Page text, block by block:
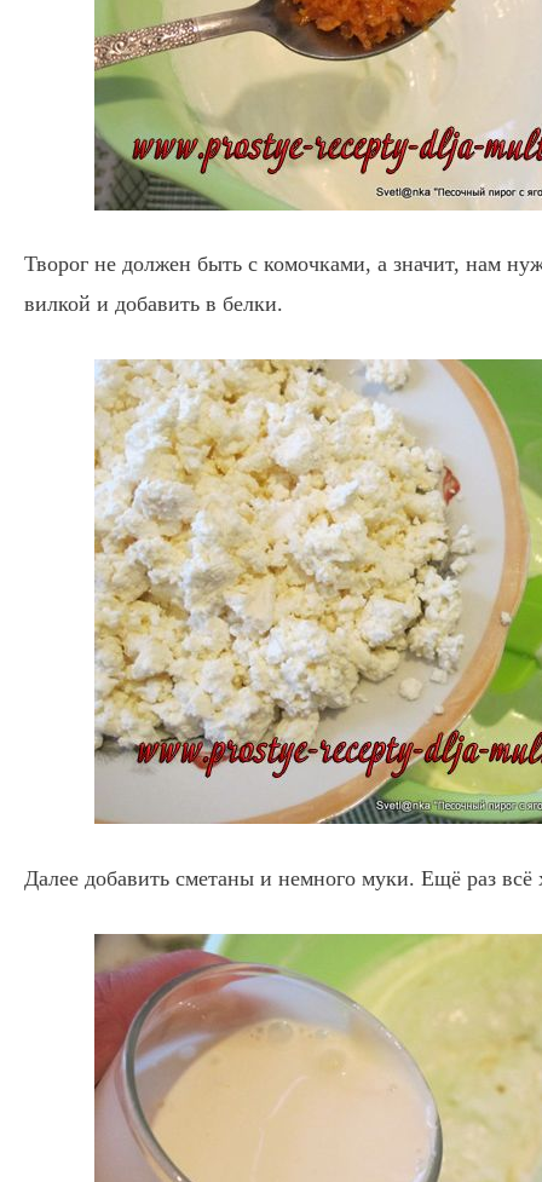
Творог не должен быть с комочками, а значит, нам
вилкой и добавить в белки.
Далее добавить сметаны и немного муки. Ещё раз всё